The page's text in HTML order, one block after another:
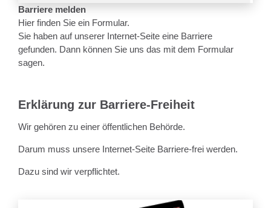
Barriere melden
Hier finden Sie ein Formular.
Sie haben auf unserer Internet-Seite eine Barriere
gefunden. Dann können Sie uns das mit dem Formular
sagen.
Erklärung zur Barriere-Freiheit
Wir gehören zu einer öffentlichen Behörde.
Darum muss unsere Internet-Seite Barriere-frei werden.
Dazu sind wir verpflichtet.